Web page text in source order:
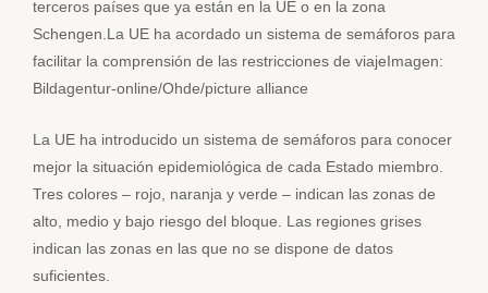
terceros países que ya están en la UE o en la zona
Schengen.La UE ha acordado un sistema de semáforos para
facilitar la comprensión de las restricciones de viajeImagen:
Bildagentur-online/Ohde/picture alliance
La UE ha introducido un sistema de semáforos para conocer
mejor la situación epidemiológica de cada Estado miembro.
Tres colores – rojo, naranja y verde – indican las zonas de
alto, medio y bajo riesgo del bloque. Las regiones grises
indican las zonas en las que no se dispone de datos
suficientes.